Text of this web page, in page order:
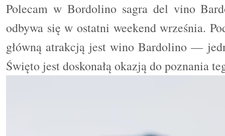
Polecam w Bordolino sagra del vino
odbywa się w ostatni weekend września.
główną atrakcją jest wino Bardolino —
Święto jest doskonałą okazją do poznania